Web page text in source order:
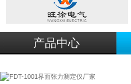
产品中心